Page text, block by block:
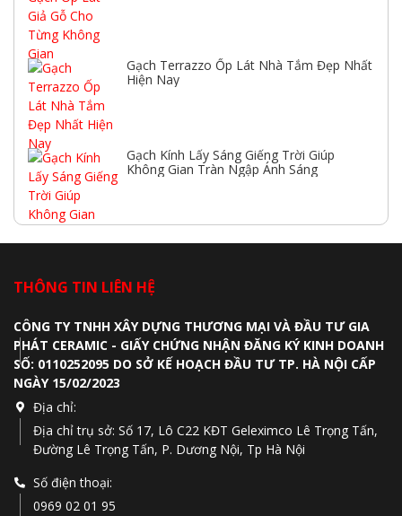
Gạch Terrazzo Ốp Lát Nhà Tắm Đẹp Nhất
Hiện Nay
Gạch Kính Lấy Sáng Giếng Trời Giúp
Không Gian Tràn Ngập Ánh Sáng
THÔNG TIN LIÊN HỆ
CÔNG TY TNHH XÂY DỰNG THƯƠNG MẠI VÀ ĐẦU TƯ GIA
PHÁT CERAMIC - GIẤY CHỨNG NHẬN ĐĂNG KÝ KINH DOANH
SỐ: 0110252095 DO SỞ KẾ HOẠCH ĐẦU TƯ TP. HÀ NỘI CẤP
NGÀY 15/02/2023
Địa chỉ:
Địa chỉ trụ sở: Số 17, Lô C22 KĐT Geleximco Lê Trọng Tấn,
Đường Lê Trọng Tấn, P. Dương Nội, Tp Hà Nội
Số điện thoại:
0969 02 01 95